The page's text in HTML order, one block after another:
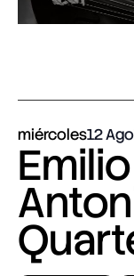
miércoles12 Ago